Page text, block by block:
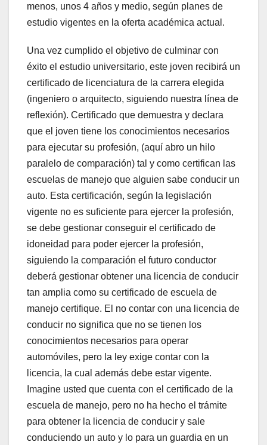
menos, unos 4 años y medio, según planes de
estudio vigentes en la oferta académica actual.
Una vez cumplido el objetivo de culminar con
éxito el estudio universitario, este joven recibirá un
certificado de licenciatura de la carrera elegida
(ingeniero o arquitecto, siguiendo nuestra línea de
reflexión). Certificado que demuestra y declara
que el joven tiene los conocimientos necesarios
para ejecutar su profesión, (aquí abro un hilo
paralelo de comparación) tal y como certifican las
escuelas de manejo que alguien sabe conducir un
auto. Esta certificación, según la legislación
vigente no es suficiente para ejercer la profesión,
se debe gestionar conseguir el certificado de
idoneidad para poder ejercer la profesión,
siguiendo la comparación el futuro conductor
deberá gestionar obtener una licencia de conducir
tan amplia como su certificado de escuela de
manejo certifique. El no contar con una licencia de
conducir no significa que no se tienen los
conocimientos necesarios para operar
automóviles, pero la ley exige contar con la
licencia, la cual además debe estar vigente.
Imagine usted que cuenta con el certificado de la
escuela de manejo, pero no ha hecho el trámite
para obtener la licencia de conducir y sale
conduciendo un auto y lo para un guardia en un